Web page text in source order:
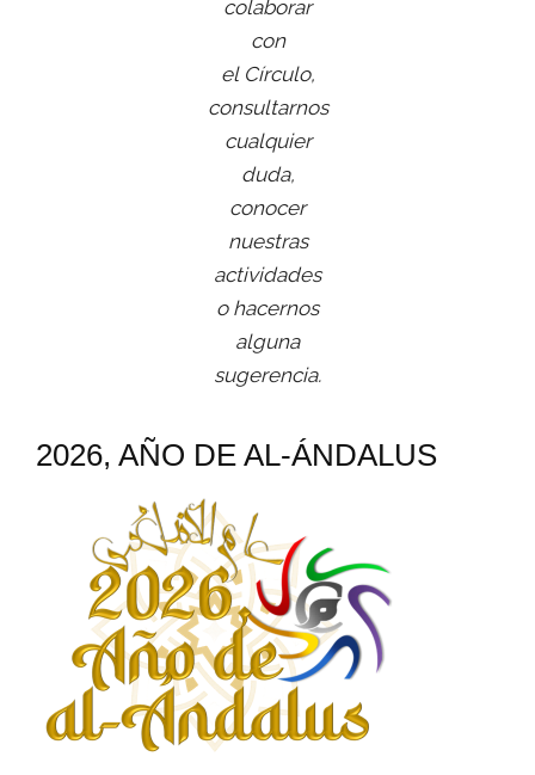
colaborar
con
el Círculo,
consultarnos
cualquier
duda,
conocer
nuestras
actividades
o hacernos
alguna
sugerencia.
2026, AÑO DE AL-ÁNDALUS